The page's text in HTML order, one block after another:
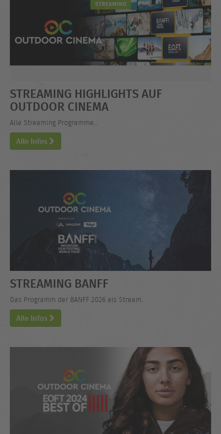
STREAMING HIGHLIGHTS AUF
OUTDOOR CINEMA
Alle Streaming Programme...
Alle Infos
STREAMING BANFF
Das Programm der BANFF 2026 als Stream.
Alle Infos